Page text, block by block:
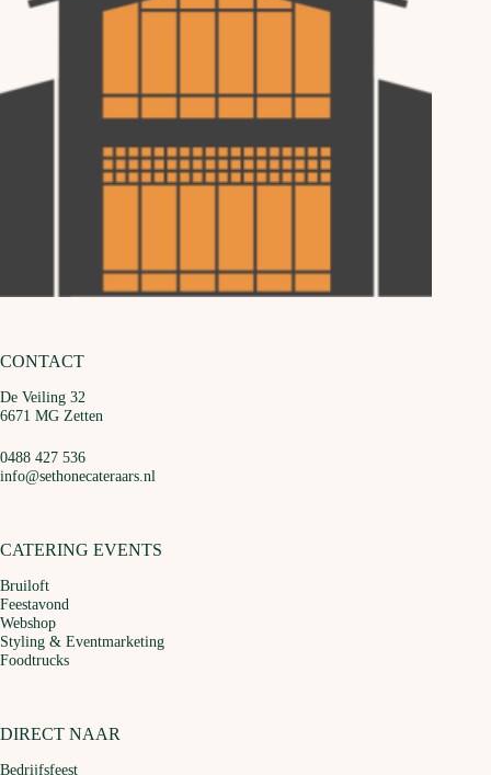
CONTACT
De Veiling 32
6671 MG Zetten
0488 427 536
info@sethonecateraars.nl
CATERING EVENTS
Bruiloft
Feestavond
Webshop
Styling & Eventmarketing
Foodtrucks
DIRECT NAAR
Bedrijfsfeest